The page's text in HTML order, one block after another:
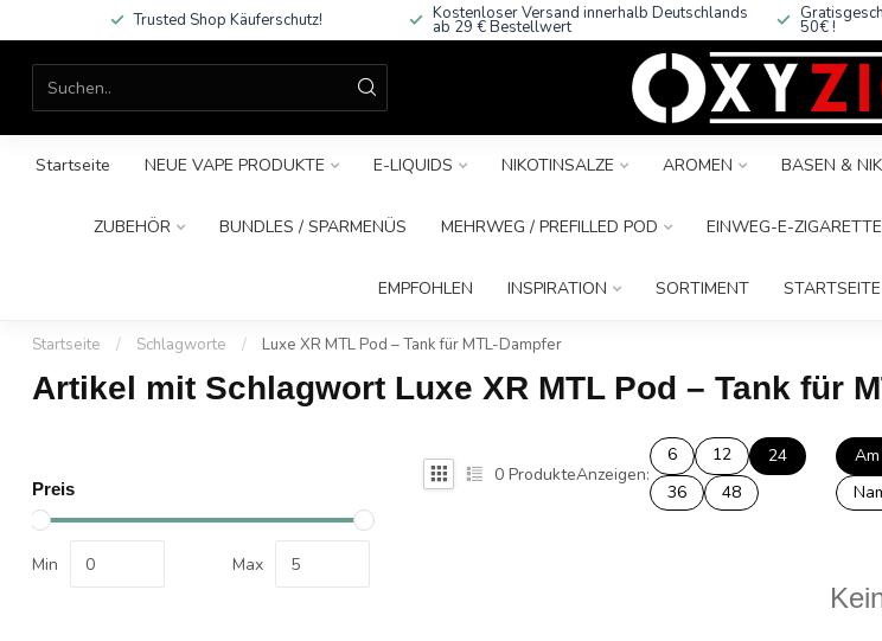
Trusted Shop Käuferschutz! Kostenloser Versand innerhalb Deutschlands
ab 29 € Bestellwert 50€ !
Startseite NEUE VAPE PRODUKTE E-LIQUIDS NIKOTINSALZE AROMEN BASEN &
ZUBEHÖR BUNDLES / SPARMENÜS MEHRWEG / PREFILLED POD EINWEG-E-
EMPFOHLEN INSPIRATION SORTIMENT STARTSEITE
Startseite / Schlagworte / Luxe XR MTL Pod – Tank für MTL-Dampfer
Artikel mit Schlagwort Luxe XR MTL Pod – Tank für
Preis
Min Max
0 ProdukteAnzeigen:
6 12
24
36
48